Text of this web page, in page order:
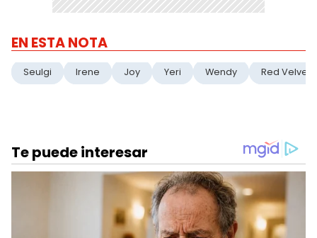
EN ESTA NOTA
Seulgi Irene Joy Yeri Wendy Red Velvet